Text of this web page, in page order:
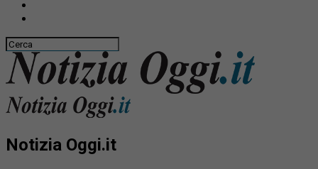
Notizia Oggi.it